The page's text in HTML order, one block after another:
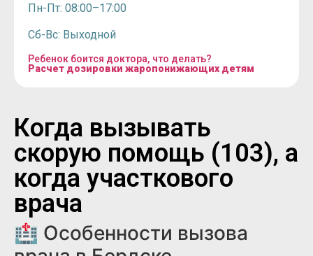
Пн-Пт: 08:00–17:00
Сб-Вс: Выходной
Ребенок боится доктора, что делать?
Расчет дозировки жаропонижающих детям
Когда вызывать
скорую помощь (103), а
когда участкового
врача
🏥 Особенности вызова